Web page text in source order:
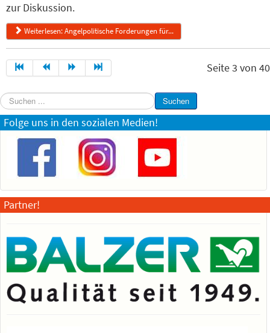
zur Diskussion.
Weiterlesen: Angelpolitische Forderungen für...
Seite 3 von 40
Suchen
...
Suchen
Folge uns in den sozialen Medien!
Partner!